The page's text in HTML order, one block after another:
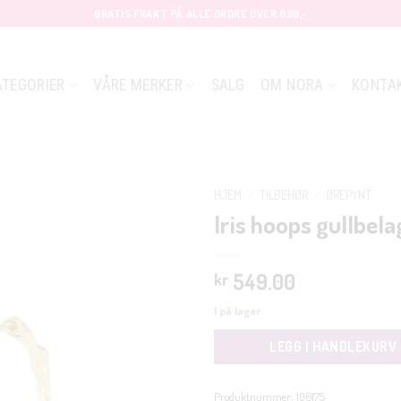
Iris hoops
kr 549.00
1 på lager
LEGG I HANDLEKURV
Produktnummer: 106175